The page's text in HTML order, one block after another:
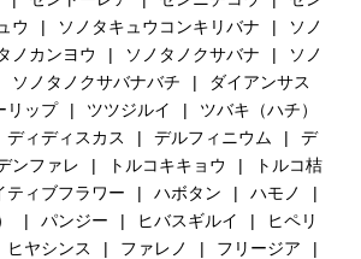
ウ ソノタキュウコンキリバナ
ソノ
ノカンヨウ ソノタノクサバナ
ソノ
ソノタノクサバナバチ
ダイアンサス
リップ ツツジルイ
ツバキ（ハチ）
ディディスカス デルフィニウム
デ
ンファレ トルコキキョウ
トルコ桔
ティブフラワー ハボタン
ハモノ
パンジー ヒバスギルイ
ヒペリ
ヒヤシンス ファレノ
フリージア